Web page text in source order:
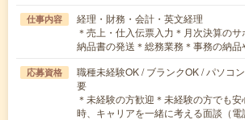
仕事内容
経理・財務・会計・英文経理
＊売上・仕入伝票入力＊月次決算のサ
納品書の発送＊総務業務＊事務の納品
応募資格
職種未経験OK / ブランクOK / パソコ
要
＊未経験の方歓迎＊未経験の方でも
時、キャリアを一緒に考える面談（